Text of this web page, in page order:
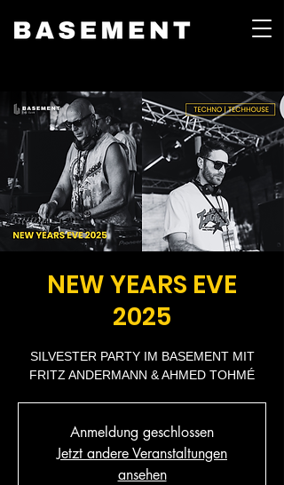
NEW YEARS EVE
2025
SILVESTER PARTY IM BASEMENT MIT
FRITZ ANDERMANN & AHMED TOHMÉ
Anmeldung geschlossen
Jetzt andere Veranstaltungen
ansehen